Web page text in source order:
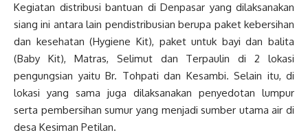
Kegiatan distribusi bantuan di Denpasar yang dilaksanakan
siang ini antara lain pendistribusian berupa paket kebersihan
dan kesehatan (Hygiene Kit), paket untuk bayi dan balita
(Baby Kit), Matras, Selimut dan Terpaulin di 2 lokasi
pengungsian yaitu Br. Tohpati dan Kesambi. Selain itu, di
lokasi yang sama juga dilaksanakan penyedotan lumpur
serta pembersihan sumur yang menjadi sumber utama air di
desa Kesiman Petilan.